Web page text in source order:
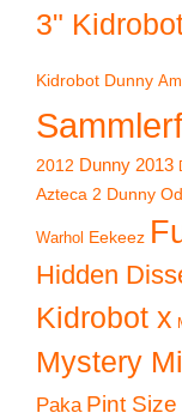
3"
Kidrobot Dunny
2012 Dunny 2013
Azteca 2 Dunny
Warhol Eekeez
Hidden
Kidrobot x
Mystery
Paka Pint